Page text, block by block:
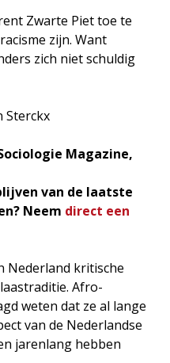
Zwarte Piet toe te
zijn. Want
zich niet schuldig
Sterckx
Magazine,
van de laatste
Neem direct een
Nederland kritische
Afro-
weten dat ze al lange
van de Nederlandse
jarenlang hebben